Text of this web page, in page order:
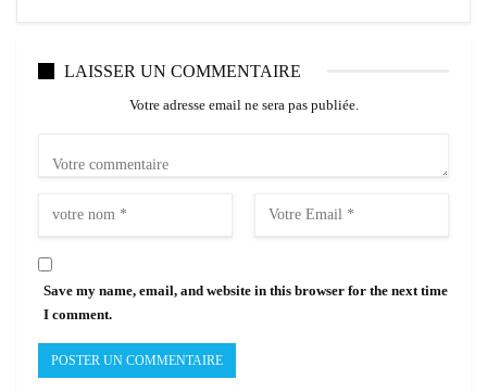
LAISSER UN COMMENTAIRE
Votre adresse email ne sera pas publiée.
Save my name, email, and website in this browser for the next time
I comment.